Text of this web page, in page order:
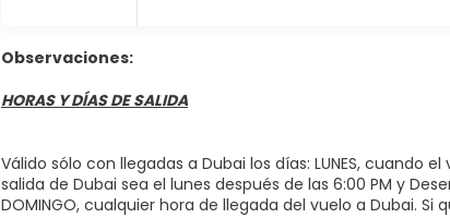
Observaciones:
HORAS Y DÍAS DE SALIDA
Válido sólo con llegadas a Dubai los días: LUNES, cuando
salida de Dubai sea el lunes después de las 6:00 PM y
DOMINGO, cualquier hora de llegada del vuelo a Dubai.